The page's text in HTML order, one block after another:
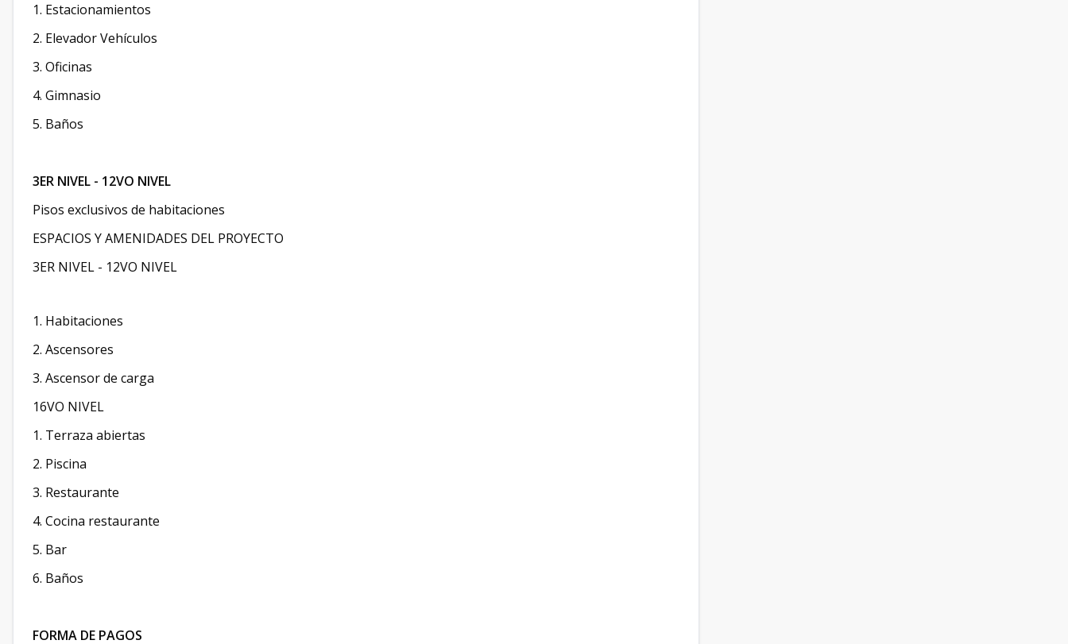
1. Estacionamientos
2. Elevador Vehículos
3. Oficinas
4. Gimnasio
5. Baños
3ER NIVEL - 12VO NIVEL
Pisos exclusivos de habitaciones
ESPACIOS Y AMENIDADES DEL PROYECTO
3ER NIVEL - 12VO NIVEL
1. Habitaciones
2. Ascensores
3. Ascensor de carga
16VO NIVEL
1. Terraza abiertas
2. Piscina
3. Restaurante
4. Cocina restaurante
5. Bar
6. Baños
FORMA DE PAGOS